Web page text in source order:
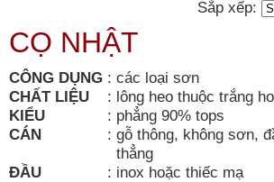
Sắp xếp:
CỌ NHẬT
CÔNG DỤNG : các loại sơn
CHẤT LIỆU
: lông heo thuộc trắng
KIỂU
: phẳng 90% tops
CÁN
: gỗ thông, không sơn,
thẳng
ĐẦU
: inox hoặc thiếc mạ